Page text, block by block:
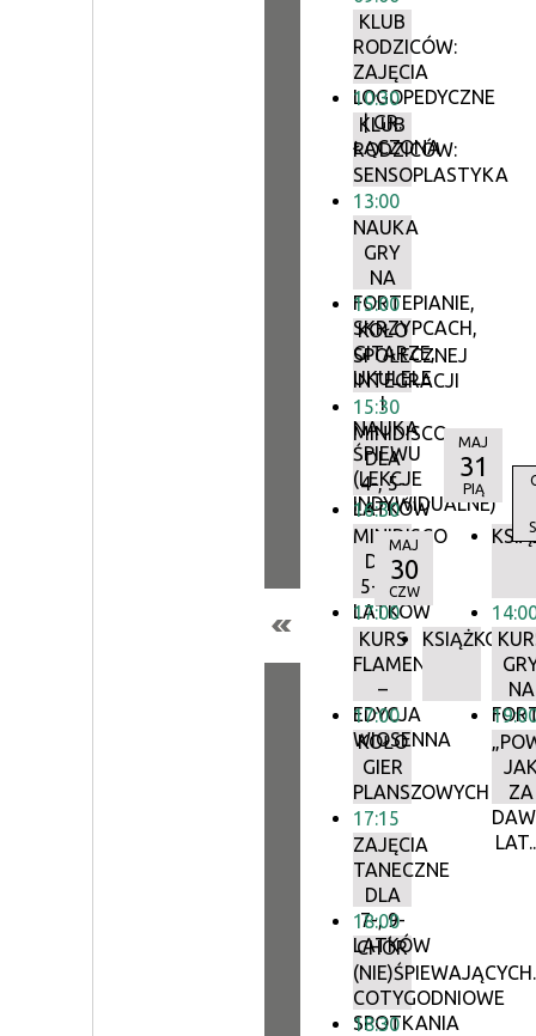
KLUB
RODZICÓW:
ZAJĘCIA
LOGOPEDYCZNE
| GR.
ŁĄCZONA
10:30
KLUB
RODZICÓW:
SENSOPLASTYKA
13:00
NAUKA
GRY
NA
FORTEPIANIE,
SKRZYPCACH,
GITARZE,
UKULELE
I
NAUKA
ŚPIEWU
(LEKCJE
INDYWIDUALNE)
15:00
KOŁO
SPOŁECZNEJ
INTEGRACJI
15:30
MINIDISCO
DLA
4-, 5-
LATKÓW
16:30
MINIDISCO
DLA
5-, 6-
LATKÓW
17:00
KURS
FLAMENCO
–
EDYCJA
WIOSENNA
17:00
KOŁO
GIER
PLANSZOWYCH
17:15
ZAJĘCIA
TANECZNE
DLA
7-, 9-
LATKÓW
18:00
CHÓR
(NIE)ŚPIEWAJĄCYCH.
COTYGODNIOWE
SPOTKANIA
18:30
MAJ
30
CZW
MAJ
31
PIĄ
NA
JAK
ZA